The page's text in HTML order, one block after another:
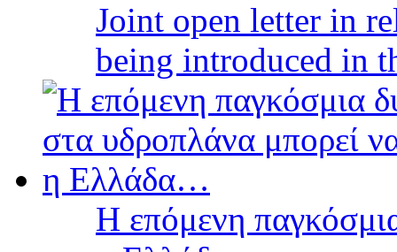
Joint open letter in
being introduced in
Η επόμενη